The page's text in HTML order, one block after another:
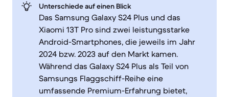
Unterschiede auf einen Blick
Das Samsung Galaxy S24 Plus und das
Xiaomi 13T Pro sind zwei leistungsstarke
Android-Smartphones, die jeweils im Jahr
2024 bzw. 2023 auf den Markt kamen.
Während das Galaxy S24 Plus als Teil von
Samsungs Flaggschiff-Reihe eine
umfassende Premium-Erfahrung bietet,